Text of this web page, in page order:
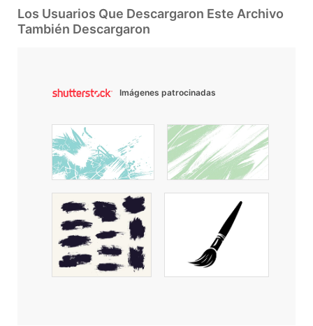
Los Usuarios Que Descargaron Este Archivo
También Descargaron
Imágenes patrocinadas